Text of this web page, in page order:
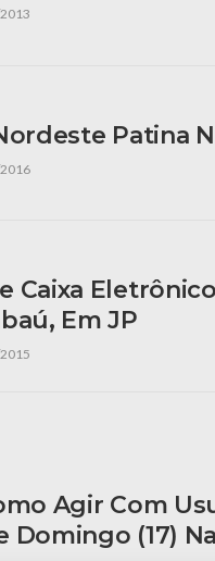
Patina
Caixa
Em JP
Agir Com
Domingo (17)